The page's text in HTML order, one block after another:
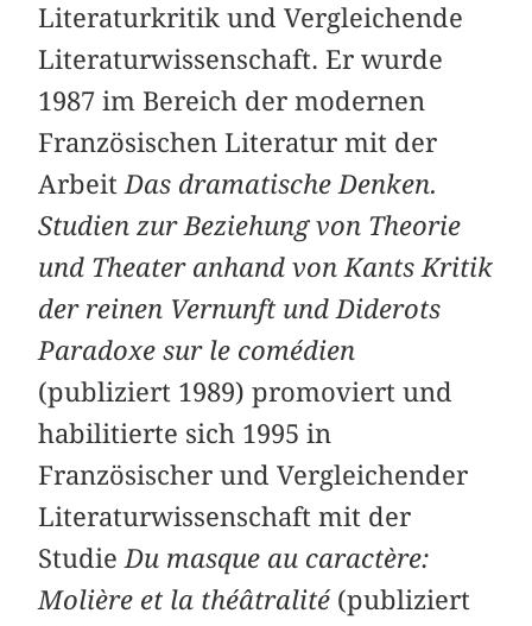
Literaturkritik und Vergleichende
Literaturwissenschaft. Er wurde
1987 im Bereich der modernen
Französischen Literatur mit der
Arbeit Das dramatische Denken.
Studien zur Beziehung von Theorie
und Theater anhand von Kants Kritik
der reinen Vernunft und Diderots
Paradoxe sur le comédien
(publiziert 1989) promoviert und
habilitierte sich 1995 in
Französischer und Vergleichender
Literaturwissenschaft mit der
Studie Du masque au caractère:
Molière et la théâtralité (publiziert